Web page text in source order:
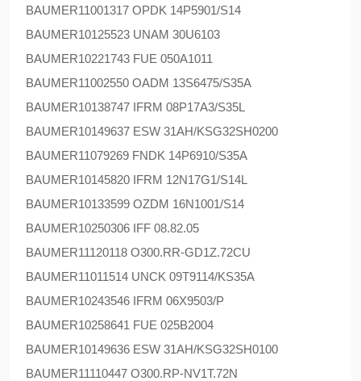
BAUMER11001317 OPDK 14P5901/S14
BAUMER10125523 UNAM 30U6103
BAUMER10221743 FUE 050A1011
BAUMER11002550 OADM 13S6475/S35A
BAUMER10138747 IFRM 08P17A3/S35L
BAUMER10149637 ESW 31AH/KSG32SH0200
BAUMER11079269 FNDK 14P6910/S35A
BAUMER10145820 IFRM 12N17G1/S14L
BAUMER10133599 OZDM 16N1001/S14
BAUMER10250306 IFF 08.82.05
BAUMER11120118 O300.RR-GD1Z.72CU
BAUMER11011514 UNCK 09T9114/KS35A
BAUMER10243546 IFRM 06X9503/P
BAUMER10258641 FUE 025B2004
BAUMER10149636 ESW 31AH/KSG32SH0100
BAUMER11110447 O300.RP-NV1T.72N